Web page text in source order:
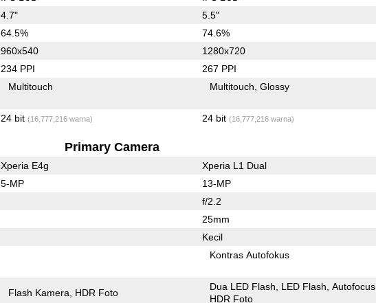
4.7" 5.5"
64.5% 74.6%
960x540 1280x720
234 PPI 267 PPI
Multitouch Multitouch Glossy
24 bit (16,777,216 warna) 24 bit (16,777,216 warna)
Primary Camera
Xperia E4g Xperia L1 Dual
5-MP 13-MP
f/2.2
25mm
Kecil
Kontras Autofokus
Flash Kamera HDR Foto
Dua LED Flash LED Flash Autofocus
HDR Foto